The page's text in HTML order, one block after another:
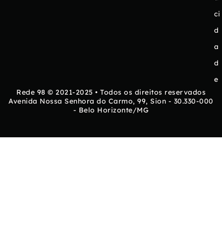
ci
d
a
d
e
Rede 98 © 2021-2025 • Todos os direitos reservados
Avenida Nossa Senhora do Carmo, 99, Sion - 30.330-000
- Belo Horizonte/MG